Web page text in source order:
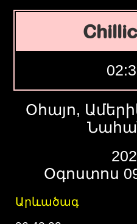
Օհայո,
Օգոստոս
Արևածագ